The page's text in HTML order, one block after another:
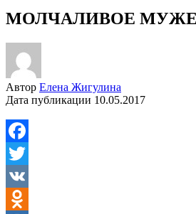
МОЛЧАЛИВОЕ
Автор Елена Жигулина
Дата публикации 10.05.2017
Facebook
Twitter
VK